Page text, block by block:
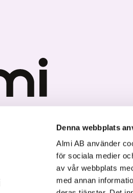
Denna webbplats
Almi AB använder
för sociala medier
av vår webbplats
med annan